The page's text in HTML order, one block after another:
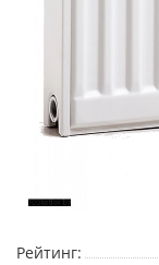
Рейтинг: